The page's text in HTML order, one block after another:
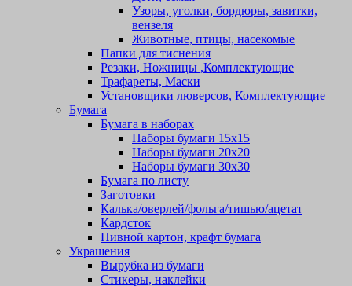
Узоры, уголки, бордюры, завитки,
вензеля
Животные, птицы, насекомые
Папки для тиснения
Резаки, Ножницы ,Комплектующие
Трафареты, Маски
Установщики люверсов, Комплектующие
Бумага
Бумага в наборах
Наборы бумаги 15х15
Наборы бумаги 20х20
Наборы бумаги 30х30
Бумага по листу
Заготовки
Калька/оверлей/фольга/тишью/ацетат
Кардсток
Пивной картон, крафт бумага
Украшения
Вырубка из бумаги
Стикеры, наклейки